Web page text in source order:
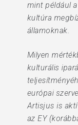
mint például
kultúra
államoknak.
Milyen
kulturális
európai
Artisjus is
az EY